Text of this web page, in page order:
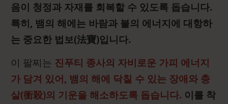
음이 청정과 자재를 회복할 수 있도록 돕습니다.
특히, 뱀의 해에는 바람과 불의 에너지에 대항하
는 중요한 법보(法寶)입니다.
이 팔찌는 진푸티 종사의 자비로운 가피 에너지
가 담겨 있어, 뱀의 해에 닥칠 수 있는 장애와 충
살(衝殺)의 기운을 해소하도록 돕습니다. 이를 착